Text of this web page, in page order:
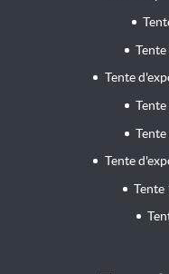
Tente
Tente
Tente